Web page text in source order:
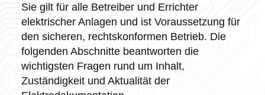
Sie gilt für alle Betreiber und Errichter
elektrischer Anlagen und ist Voraussetzung für
den sicheren, rechtskonformen Betrieb. Die
folgenden Abschnitte beantworten die
wichtigsten Fragen rund um Inhalt,
Zuständigkeit und Aktualität der